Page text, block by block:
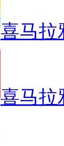
喜马拉
喜马拉